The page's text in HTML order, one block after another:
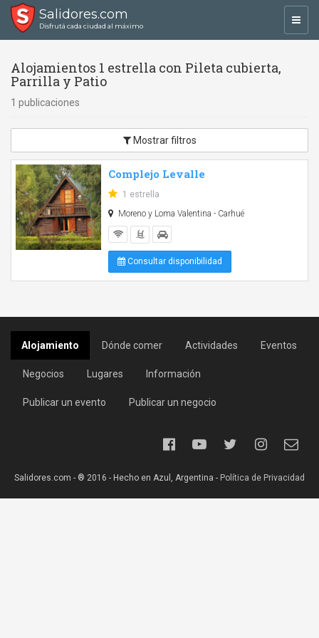
Salidores.com
Disfrutá cada ciudad al máximo
Alojamientos 1 estrella con Pileta cubierta,
Parrilla y Patio
1 publicaciones
Mostrar filtros
Complejo Levalle
1 estrella
Moreno y Loma Valentina - Carhué
Consultar disponibilidad
Alojamiento Dónde comer Actividades Eventos
Negocios Lugares Información
Publicar un evento Publicar un negocio
Salidores.com - ® 2016 - Hecho en Azul, Argentina - Política de Privacidad